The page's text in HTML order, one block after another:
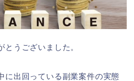
とうございました。
に出回っている副業案件の実態